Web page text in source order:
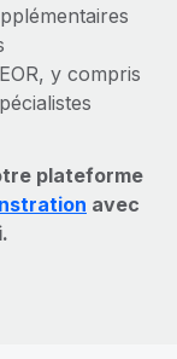
y compris
plateforme
avec